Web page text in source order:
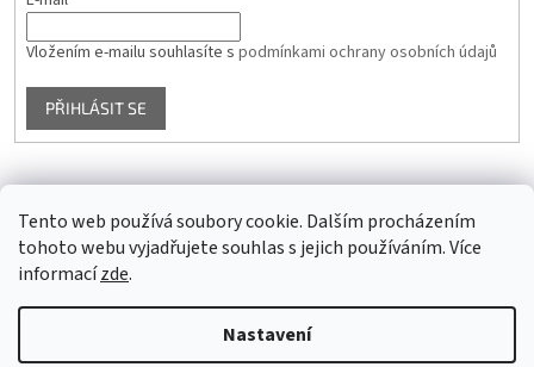
Tento web používá soubory cookie. Dalším procházením
tohoto webu vyjadřujete souhlas s jejich používáním. Více
informacízde.
Nastavení
Vložením e-mailu souhlasíte s podmínkami ochrany osobních údajů
PŘIHLÁSIT SE
Facebook